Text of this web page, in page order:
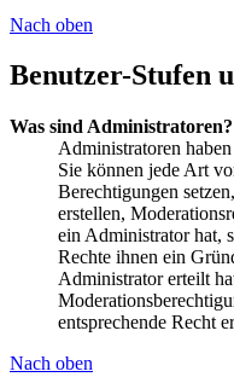
Nach oben
Benutzer-Stufen
Was sind Administratoren?
Administratoren
Sie können jede Art
Berechtigungen
erstellen,
ein Administrator hat,
Rechte ihnen ein
Administrator erteilt
entsprechende Recht
Nach oben